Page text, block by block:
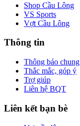
Shop Cầu Lông
VS Sports
Vợt Cầu Lông
Thông tin
Thông báo chung
Thắc mắc, góp ý
Trợ giúp
Liên hệ BQT
Liên kết bạn bè